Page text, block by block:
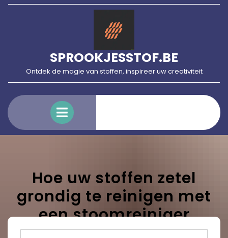
Skip
SPROOKJESSTOF.BE
Ontdek de magie van stoffen, inspireer uw creativiteit
Menu
Hoe uw stoffen zetel
grondig te reinigen met
een stoomreiniger